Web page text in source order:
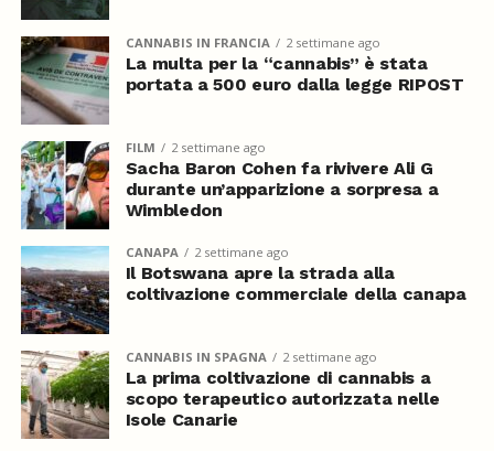
CANNABIS IN FRANCIA 2 settimane ago
La multa per la “cannabis” è stata
portata a 500 euro dalla legge RIPOST
FILM 2 settimane ago
Sacha Baron Cohen fa rivivere Ali G
durante un’apparizione a sorpresa a
Wimbledon
CANAPA 2 settimane ago
Il Botswana apre la strada alla
coltivazione commerciale della canapa
CANNABIS IN SPAGNA 2 settimane ago
La prima coltivazione di cannabis a
scopo terapeutico autorizzata nelle
Isole Canarie